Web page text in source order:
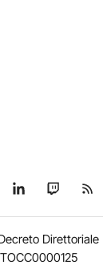
Telegram
su TikTok
Seguici su
Seguici
Direttoriale